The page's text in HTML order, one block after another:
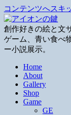
コンテンツへスキ
創作好きの絵と文
ゲーム、青い食べ
ー小説展示。
Home
About
Gallery
Shop
Game
GE